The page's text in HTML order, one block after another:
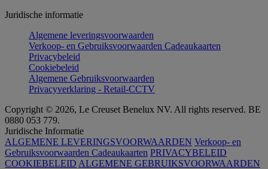
Juridische informatie
Algemene leveringsvoorwaarden
Verkoop- en Gebruiksvoorwaarden Cadeaukaarten
Privacybeleid
Cookiebeleid
Algemene Gebruiksvoorwaarden
Privacyverklaring - Retail-CCTV
Copyright © 2026, Le Creuset Benelux NV. All rights reserved. BE
0880 053 779.
Juridische Informatie
ALGEMENE LEVERINGSVOORWAARDEN Verkoop- en
Gebruiksvoorwaarden Cadeaukaarten PRIVACYBELEID
COOKIEBELEID ALGEMENE GEBRUIKSVOORWAARDEN